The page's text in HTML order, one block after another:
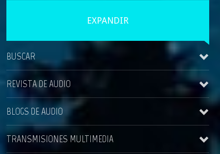
EXPANDIR
BUSCAR
REVISTA DE AUDIO
See all
BLOGS DE AUDIO
Wilberto Cortes
TRANSMISIONES MULTIMEDIA